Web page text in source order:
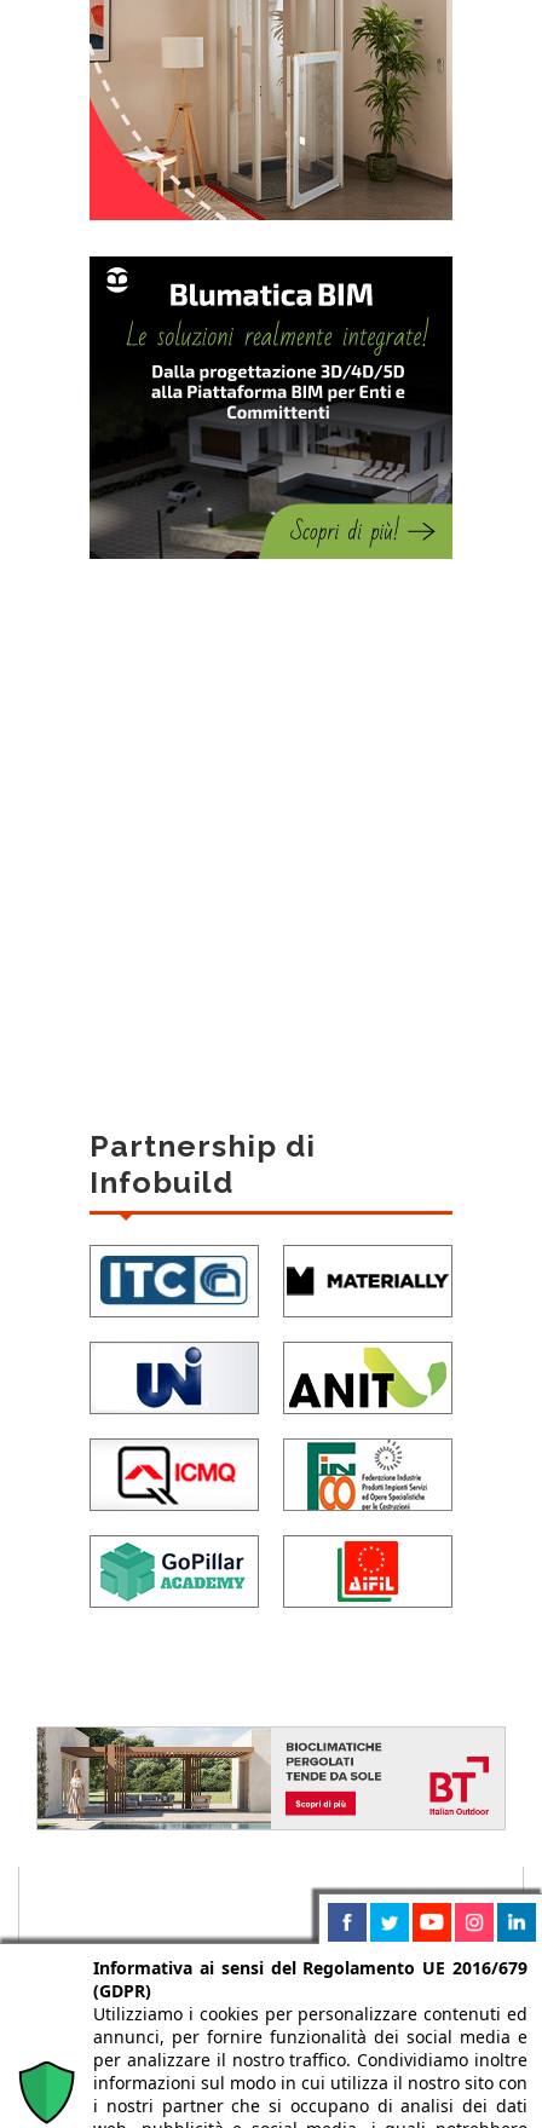
Partnership di
Infobuild
Informativa ai sensi del Regolamento UE 2016/679
(GDPR)
Utilizziamo i cookies per personalizzare contenuti ed
annunci, per fornire funzionalità dei social media e
per analizzare il nostro traffico. Condividiamo inoltre
informazioni sul modo in cui utilizza il nostro sito con
i nostri partner che si occupano di analisi dei dati